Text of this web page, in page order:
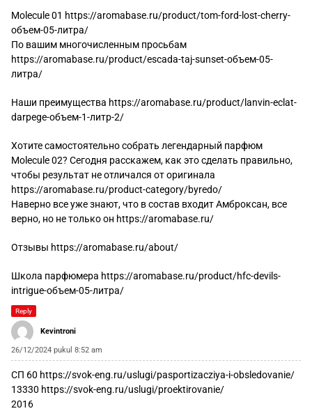
Molecule 01 https://aromabase.ru/product/tom-ford-lost-cherry-
объем-05-литра/
По вашим многочисленным просьбам
https://aromabase.ru/product/escada-taj-sunset-объем-05-
литра/
Наши преимущества https://aromabase.ru/product/lanvin-eclat-
darpege-объем-1-литр-2/
Хотите самостоятельно собрать легендарный парфюм
Molecule 02? Сегодня расскажем, как это сделать правильно,
чтобы результат не отличался от оригинала
https://aromabase.ru/product-category/byredo/
Наверно все уже знают, что в состав входит Амброксан, все
верно, но не только он https://aromabase.ru/
Отзывы https://aromabase.ru/about/
Школа парфюмера https://aromabase.ru/product/hfc-devils-
intrigue-объем-05-литра/
Reply
Kevintroni
26/12/2024 pukul 8:52 am
СП 60 https://svok-eng.ru/uslugi/pasportizacziya-i-obsledovanie/
13330 https://svok-eng.ru/uslugi/proektirovanie/
2016